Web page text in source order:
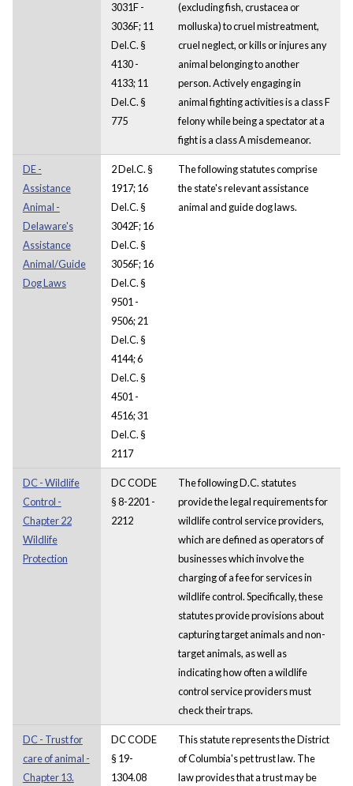
3031F -
3036F; 11
Del.C. §
4130 -
4133; 11
Del.C. §
775
(excluding fish, crustacea or
molluska) to cruel mistreatment,
cruel neglect, or kills or injures any
animal belonging to another
person. Actively engaging in
animal fighting activities is a class F
felony while being a spectator at a
fight is a class A misdemeanor.
DE -
Assistance
Animal -
Delaware's
Assistance
Animal/Guide
Dog Laws
2 Del.C. §
1917; 16
Del.C. §
3042F; 16
Del.C. §
3056F; 16
Del.C. §
9501 -
9506; 21
Del.C. §
4144; 6
Del.C. §
4501 -
4516; 31
Del.C. §
2117
The following statutes comprise
the state's relevant assistance
animal and guide dog laws.
DC - Wildlife
Control -
Chapter 22
Wildlife
Protection
DC CODE
§ 8-2201 -
2212
The following D.C. statutes
provide the legal requirements for
wildlife control service providers,
which are defined as operators of
businesses which involve the
charging of a fee for services in
wildlife control. Specifically, these
statutes provide provisions about
capturing target animals and non-
target animals, as well as
indicating how often a wildlife
control service providers must
check their traps.
DC - Trust for
care of animal -
Chapter 13.
DC CODE
§ 19-
1304.08
This statute represents the District
of Columbia's pet trust law. The
law provides that a trust may be